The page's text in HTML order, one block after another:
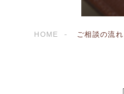
HOME ご相談の流れ